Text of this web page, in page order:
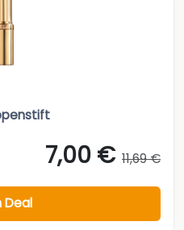
7,00 € 11,69 €
Deal